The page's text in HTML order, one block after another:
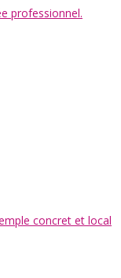
professionnel.
concret et local